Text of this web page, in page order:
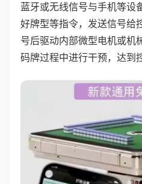
蓝牙或无线信号与手机等设
好牌型等指令，发送信号给
号后驱动内部微型电机或机
码牌过程中进行干预，达到